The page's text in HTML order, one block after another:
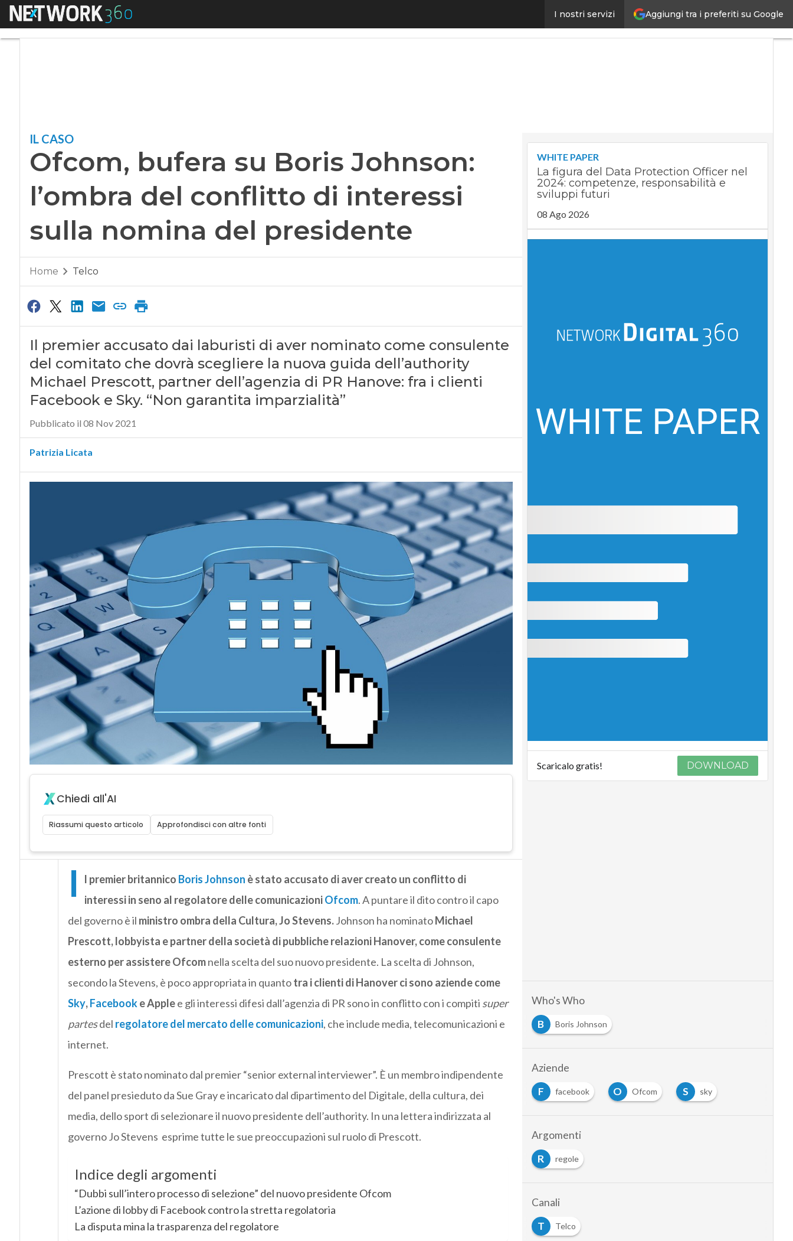
Aggiungi tra i preferiti su Google
I nostri servizi
Menu Ofcom, bufera su Boris Johnson: l’ombra del conflitto di interessi sulla nomina del presidenteUltimi
articoli
Digital
artificiale
Videointerviste
Podcast
IL CASO
Ofcom, bufera su Boris Johnson:
l’ombra del conflitto di interessi
sulla nomina del presidente
Home Telco
Il premier accusato dai laburisti di aver nominato come consulente
del comitato che dovrà scegliere la nuova guida dell’authority
Michael Prescott, partner dell’agenzia di PR Hanove: fra i clienti
Facebook e Sky. “Non garantita imparzialità”
Pubblicato il 08 Nov 2021
Patrizia Licata
Chiedi all'AI
Riassumi questo articolo Approfondisci con altre fonti
I l premier britannico Boris Johnson è stato accusato di aver creato un conflitto di
interessi in seno al regolatore delle comunicazioniOfcom. A puntare il dito contro il capo
del governo è il ministro ombra della Cultura, Jo Stevens.Johnson ha nominatoMichael
Prescott, lobbyista e partner della società di pubbliche relazioni Hanover, come consulente
esterno per assistere Ofcomnella scelta del suo nuovo presidente. La scelta di Johnson,
secondo la Stevens, è poco appropriata in quantotra i clienti di Hanover ci sono aziende come
Sky,Facebooke Applee gli interessi difesi dall’agenzia di PR sono in conflitto con i compiti super
partesdel regolatore del mercato delle comunicazioni, che include media, telecomunicazioni e
internet.
Prescott è stato nominato dal premier “senior external interviewer”. È un membro indipendente
del panel presieduto da Sue Gray e incaricato dal dipartimento del Digitale, della cultura, dei
media, dello sport di selezionare il nuovo presidente dell’authority. In una lettera indirizzata al
governo Jo Stevens esprime tutte le sue preoccupazioni sul ruolo di Prescott.
Indice degli argomenti
“Dubbi sull’intero processo di selezione” del nuovo presidente Ofcom
L’azione di lobby di Facebook contro la stretta regolatoria
La disputa mina la trasparenza del regolatore
WHITE PAPER
La figura del Data Protection Officer nel
2024: competenze, responsabilità e
sviluppi futuri
08 Ago 2026
Scaricalo gratis! DOWNLOAD
Who's Who
B
Boris Johnson
Aziende
F
facebook O Ofcom S sky
Argomenti
R
regole
Canali
T
Telco